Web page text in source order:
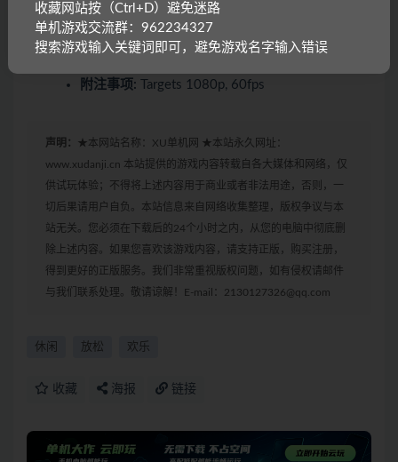
显卡: Geforce GTX 1050 or similar
DirectX 版本:11
附注事项: Targets 1080p, 60fps
声明： ★本网站名称：XU单机网 ★本站永久网址：
www.xudanji.cn 本站提供的游戏内容转载自各大媒体和网络，仅
供试玩体验；不得将上述内容用于商业或者非法用途，否则，一
切后果请用户自负。本站信息来自网络收集整理，版权争议与本
站无关。您必须在下载后的24个小时之内，从您的电脑中彻底删
除上述内容。如果您喜欢该游戏内容，请支持正版，购买注册，
得到更好的正版服务。我们非常重视版权问题，如有侵权请邮件
与我们联系处理。敬请谅解！E-mail：2130127326@qq.com
休闲 放松 欢乐
收藏 海报 链接
收藏网站按（Ctrl+D）避免迷路
单机游戏交流群：962234327
搜索游戏输入关键词即可，避免游戏名字输入错误